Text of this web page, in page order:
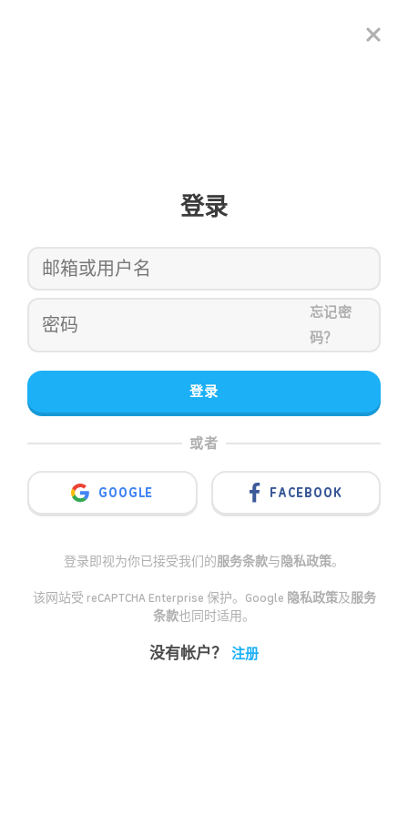
登录
忘记密
码？
登录
或者
GOOGLE FACEBOOK
登录即视为你已接受我们的服务条款与隐私政策。
该网站受 reCAPTCHA Enterprise 保护。Google 隐私政策及服务
条款也同时适用。
没有帐户？ 注册